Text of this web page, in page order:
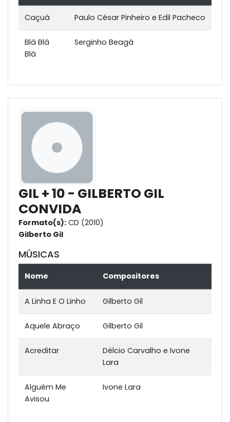
Caçuá Paulo César Pinheiro e Edil Pacheco
Blá Blá
Blá
Serginho Beagá
GIL + 10 - GILBERTO GIL
CONVIDA
Formato(s): CD (2010)
Gilberto Gil
MÚSICAS
Nome Compositores
A Linha E O Linho Gilberto Gil
Aquele Abraço Gilberto Gil
Acreditar
Délcio Carvalho e Ivone
Lara
Alguém Me
Avisou
Ivone Lara